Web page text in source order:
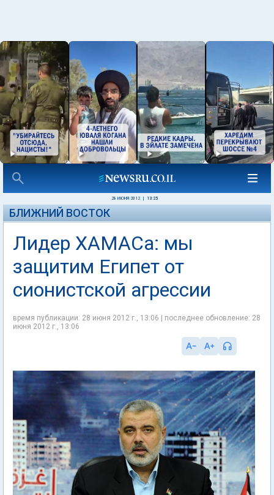
28 ИЮНЯ 2012 13:25
БЛИЖНИЙ ВОСТОК
Лидер ХАМАСа: мы
защитим Египет от
сионистской агрессии
время публикации: 28 июня 2012 г., 13:06 | последнее обновление: 28
июня 2012 г., 13:06